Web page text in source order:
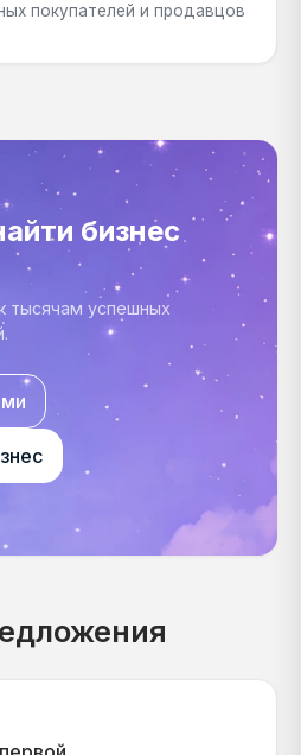
покупателей и продавцов
бизнес
тысячам успешных